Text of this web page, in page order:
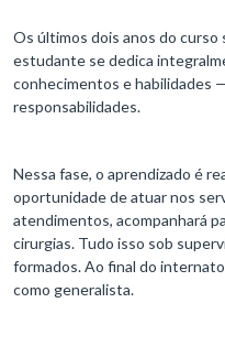
Os últimos dois anos do curso
estudante se dedica
conhecimentos e habilidades
responsabilidades.
Nessa fase, o aprendizado é
oportunidade de atuar nos
atendimentos, acompanhará
cirurgias. Tudo isso sob
formados. Ao final do
como generalista.